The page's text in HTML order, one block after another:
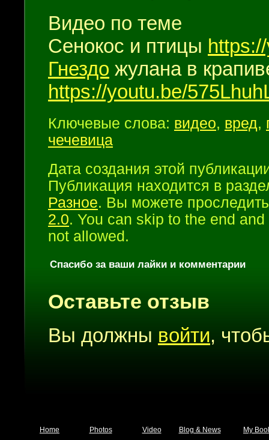
Видео по теме
Сенокос и птицы
Гнездо жулана в
https://youtu.be/
Ключевые слова: видео, вред,
чечевица
Дата создания этой
Публикация находится в
Разное. Вы можете
2.0. You can skip to the end
not allowed.
Спасибо за ваши лайки и комментарии
Оставьте отзыв
Вы должны войти,
Home Photos Video Blog & News My